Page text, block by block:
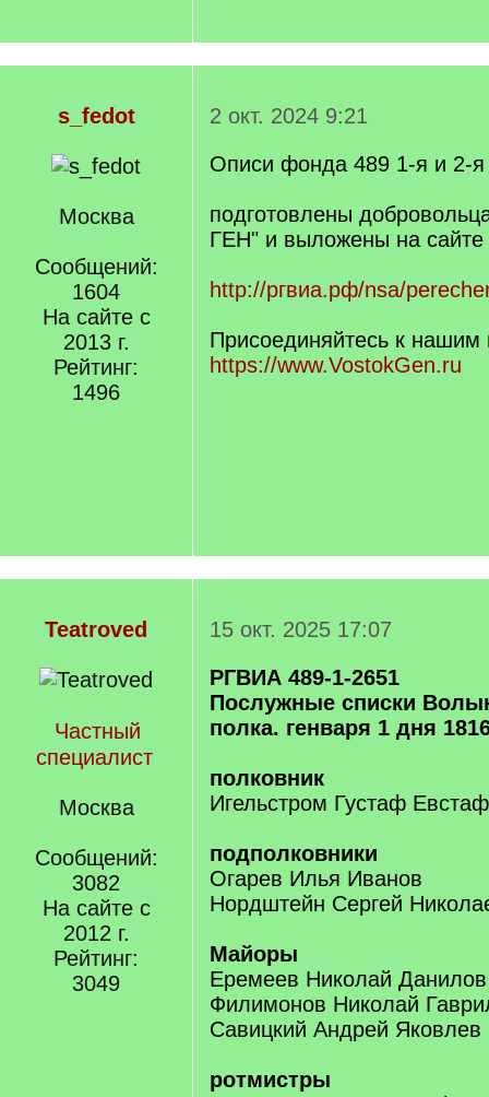
s_fedot
Москва
Сообщений:
1604
На сайте с
2013 г.
Рейтинг:
1496
2 окт. 2024 9:21
Описи фонда 489 1-я и 2-я
подготовлены
ГЕН" и выложены на
http://ргвиа.рф/nsa/
Присоединяйтесь к нашим
https://www.VostokGen.ru
Teatroved
Частный
специалист
Москва
Сообщений:
3082
На сайте с
2012 г.
Рейтинг:
3049
15 окт. 2025 17:07
РГВИА 489-1-2651
Послужные списки
полка. генваря 1 дня
полковник
Игельстром Густаф
подполковники
Огарев Илья Иванов
Нордштейн Сергей
Майоры
Еремеев Николай Данилов
Филимонов Николай
Савицкий Андрей Яковлев
ротмистры